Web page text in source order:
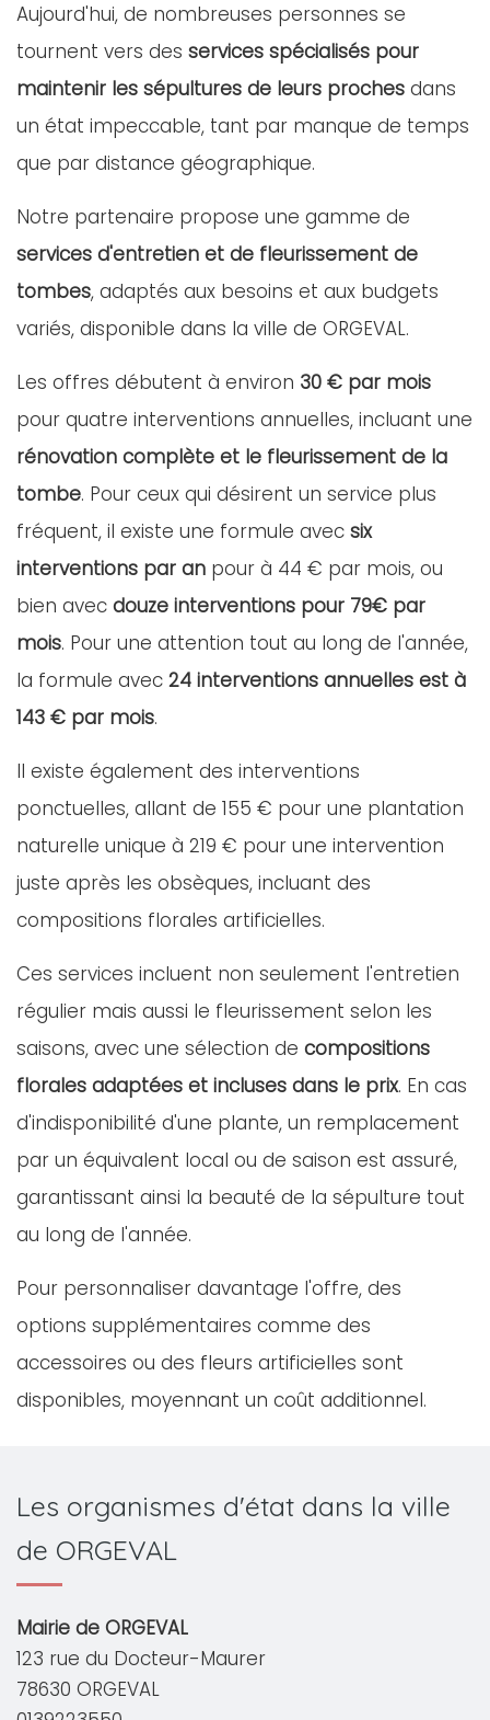
Aujourd'hui, de nombreuses personnes se
tournent vers des services spécialisés pour
maintenir les sépultures de leurs proches dans
un état impeccable, tant par manque de temps
que par distance géographique.
Notre partenaire propose une gamme de
services d'entretien et de fleurissement de
tombes, adaptés aux besoins et aux budgets
variés, disponible dans la ville de ORGEVAL.
Les offres débutent à environ 30 € par mois
pour quatre interventions annuelles, incluant une
rénovation complète et le fleurissement de la
tombe. Pour ceux qui désirent un service plus
fréquent, il existe une formule avec six
interventions par an pour à 44 € par mois, ou
bien avec douze interventions pour 79€ par
mois. Pour une attention tout au long de l'année,
la formule avec 24 interventions annuelles est à
143 € par mois.
Il existe également des interventions
ponctuelles, allant de 155 € pour une plantation
naturelle unique à 219 € pour une intervention
juste après les obsèques, incluant des
compositions florales artificielles.
Ces services incluent non seulement l'entretien
régulier mais aussi le fleurissement selon les
saisons, avec une sélection de compositions
florales adaptées et incluses dans le prix. En cas
d'indisponibilité d'une plante, un remplacement
par un équivalent local ou de saison est assuré,
garantissant ainsi la beauté de la sépulture tout
au long de l'année.
Pour personnaliser davantage l'offre, des
options supplémentaires comme des
accessoires ou des fleurs artificielles sont
disponibles, moyennant un coût additionnel.
Les organismes d'état dans la ville
de ORGEVAL
Mairie de ORGEVAL
123 rue du Docteur-Maurer
78630 ORGEVAL